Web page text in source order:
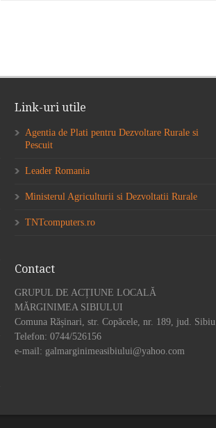
Link-uri utile
Agentia de Plati pentru Dezvoltare Rurale si
Pescuit
Leader Romania
Ministerul Agriculturii si Dezvoltatii Rurale
TNTcomputers.ro
Contact
GRUPUL DE ACȚIUNE LOCALĂ
MĂRGINIMEA SIBIULUI
Comuna Rășinari, str. Copăcele, nr. 189, jud. Sibiu
Telefon: 0744/526156
e-mail: galmarginimeasibiului@yahoo.com